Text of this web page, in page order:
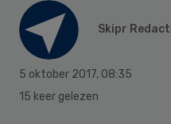
Skipr
5 oktober 2017, 08:35
15 keer gelezen